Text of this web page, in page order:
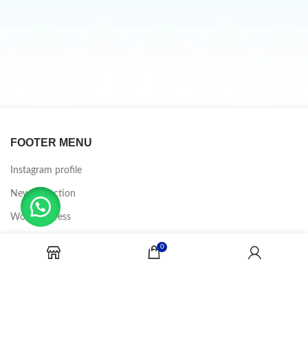
FOOTER MENU
Instagram profile
New Collection
Woman Dress
0